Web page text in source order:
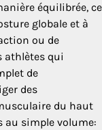
équilibrée, ce
globale et à
ou de
athlètes qui
de
des
du haut
au simple volume: